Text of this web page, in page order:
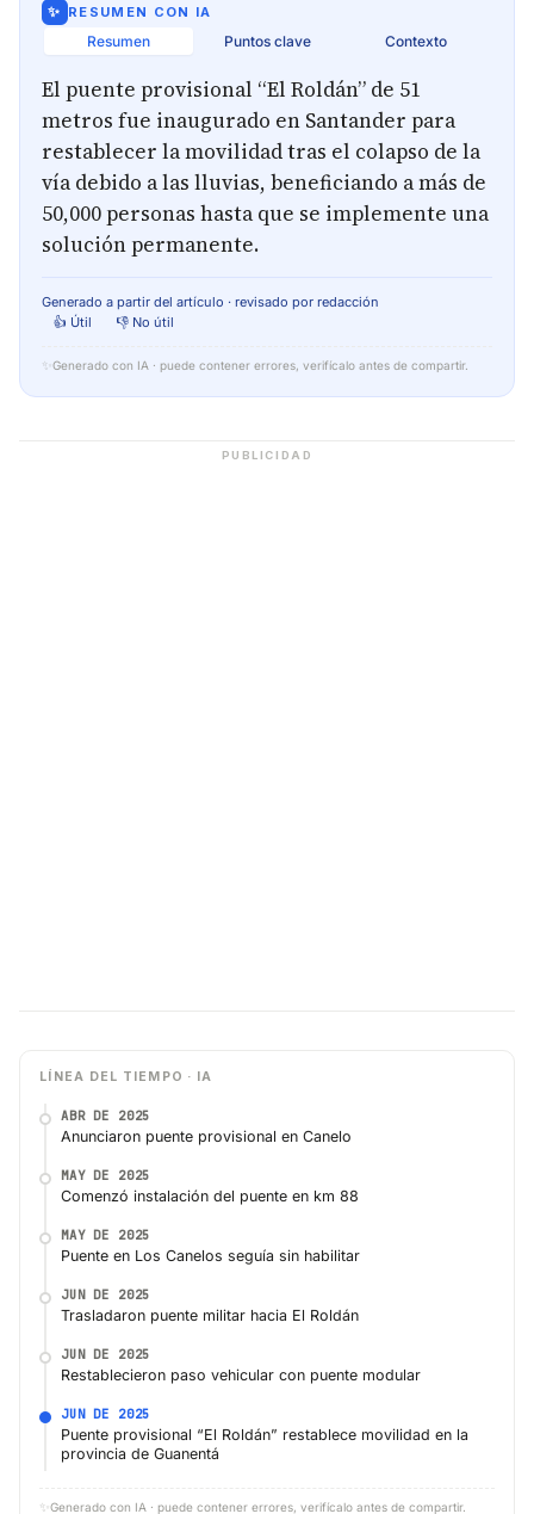
✨ RESUMEN CON IA
Resumen Puntos clave Contexto
El puente provisional “El Roldán” de 51
metros fue inaugurado en Santander para
restablecer la movilidad tras el colapso de la
vía debido a las lluvias, beneficiando a más de
50,000 personas hasta que se implemente una
solución permanente.
Generado a partir del artículo · revisado por redacción
👍 Útil
👎 No útil
✨ Generado con IA · puede contener errores, verifícalo antes de compartir.
PUBLICIDAD
LÍNEA DEL TIEMPO · IA
ABR DE 2025
Anunciaron puente provisional en Canelo
MAY DE 2025
Comenzó instalación del puente en km 88
MAY DE 2025
Puente en Los Canelos seguía sin habilitar
JUN DE 2025
Trasladaron puente militar hacia El Roldán
JUN DE 2025
Restablecieron paso vehicular con puente modular
JUN DE 2025
Puente provisional “El Roldán” restablece movilidad en la
provincia de Guanentá
✨ Generado con IA · puede contener errores, verifícalo antes de compartir.